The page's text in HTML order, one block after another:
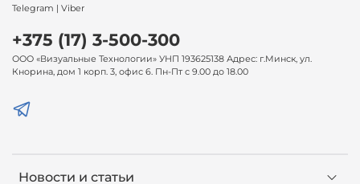
Новости и статьи
Telegram | Viber
+375 (17) 3-500-300
ООО «Визуальные Технологии» УНП 193625138 Адрес: г.Минск, ул.
Кнорина, дом 1 корп. 3, офис 6. Пн-Пт с 9.00 до 18.00